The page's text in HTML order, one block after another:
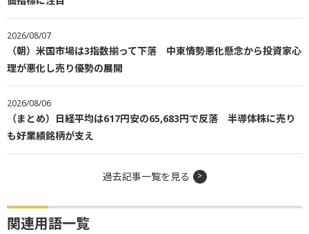
2026/08/07
（朝）米国市場は3指数揃って下落 中東情勢悪化懸念から投資家心
理が悪化し売り優勢の展開
2026/08/06
（まとめ）日経平均は617円安の65,683円で反落 半導体株に売り
も好業績銘柄が支え
過去記事一覧を見る
関連用語一覧